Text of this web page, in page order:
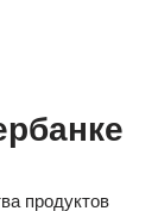
продуктов